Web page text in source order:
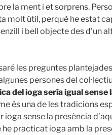
la ment i et sorprens.
molt útil, perquè he estat
i bell objecte des d’un
les preguntes
persones del
del ioga sería igual sense
és una de les tradicions
sense la presència
practicat ioga amb la